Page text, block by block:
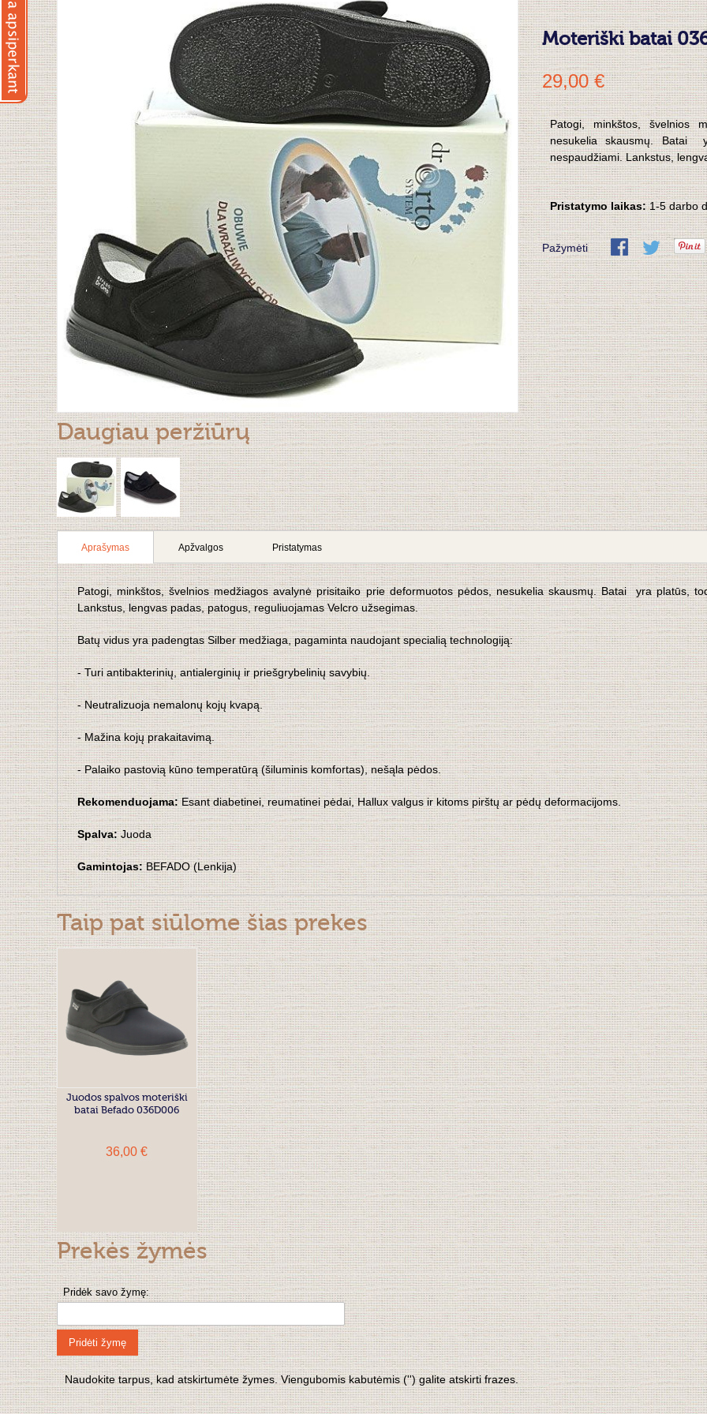
Daugiau peržiūrų
Moteriški batai
29,00 €
Patogi, minkštos, švelnios
nesukelia skausmų. Batai
nespaudžiami. Lankstus,
Pristatymo laikas:1-5 darbo
Pažymėti
Aprašymas Apžvalgos Pristatymas
Patogi, minkštos, švelnios medžiagos avalynė prisitaiko prie deformuotos pėdos, nesukelia skausmų. Batai yra platūs,
Lankstus, lengvas padas, patogus, reguliuojamas Velcro užsegimas.
Batų vidus yra padengtas Silber medžiaga, pagaminta naudojant specialią technologiją:
- Turi antibakterinių, antialerginių ir priešgrybelinių savybių.
- Neutralizuoja nemalonų kojų kvapą.
- Mažina kojų prakaitavimą.
- Palaiko pastovią kūno temperatūrą (šiluminis komfortas), nešąla pėdos.
Rekomenduojama:Esant diabetinei, reumatinei pėdai, Hallux valgus ir kitoms pirštų ar pėdų deformacijoms.
Spalva:Juoda
Gamintojas:BEFADO (Lenkija)
Taip pat siūlome šias prekes
Juodos spalvos moteriški
batai Befado 036D006
36,00 €
Prekės žymės
Pridėk savo žymę:
Pridėti žymę
Naudokite tarpus, kad atskirtumėte žymes. Viengubomis kabutėmis ('') galite atskirti frazes.